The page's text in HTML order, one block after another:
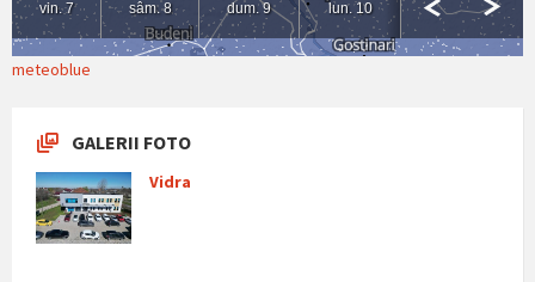
meteoblue
GALERII FOTO
Vidra